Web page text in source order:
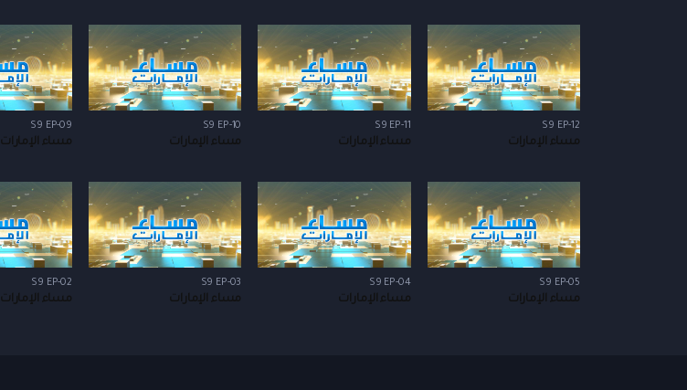
S9 EP-12
مساء الإمارات
S9 EP-11
مساء الإمارات
S9 EP-10
مساء الإمارات
S9 EP-09
مساء الإمارات
S9 EP-05
مساء الإمارات
S9 EP-04
مساء الإمارات
S9 EP-03
مساء الإمارات
S9 EP-02
مساء الإمارات